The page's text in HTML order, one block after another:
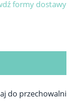
formy dostawy
do przechowalni